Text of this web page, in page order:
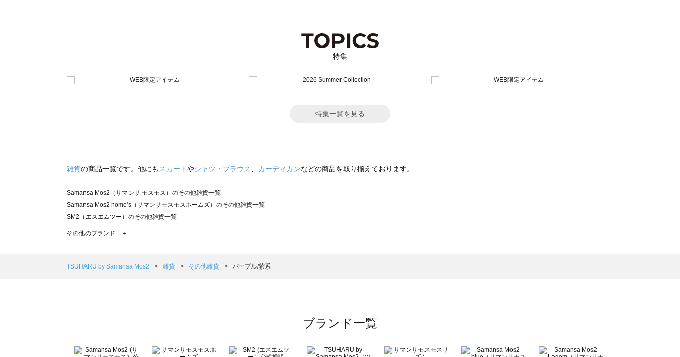
特集
特集一覧を見る
雑貨の商品一覧です。他にもスカートやシャツ・ブラウス、 カーディガンなどの商品を取り揃えております。
Samansa Mos2（サマンサ モスモス）のその他雑貨一覧
Samansa Mos2 home's（サマンサモスモスホームズ）のその他雑貨一覧
SM2（エスエムツー）のその他雑貨一覧
TSUHARU by Samansa Mos2（ツハルバイサマンサモスモス）のその他雑貨一覧
Samansa Mos2 Lagom（サマンサモスモス ラーゴム）のその他雑貨一覧
BETTY'S BLUE（べティーズブルー）のその他雑貨一覧
その他のブランド ＋
TSUHARU by Samansa Mos2 雑貨 その他雑貨 パープル/紫系
ブランド一覧